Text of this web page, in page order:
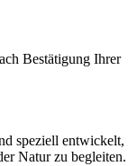
Bestätigung Ihrer
speziell entwickelt,
Natur zu begleiten.